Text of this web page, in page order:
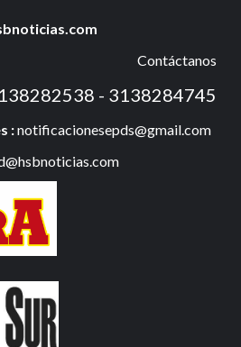
Contáctanos
- 3138284745
:notificacionesepds@gmail.com